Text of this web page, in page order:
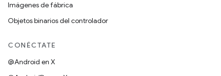
Imágenes de fábrica
Objetos binarios del controlador
CONÉCTATE
@Android en X